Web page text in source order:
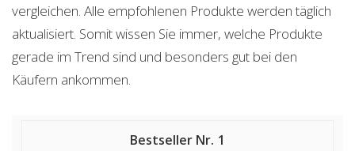
vergleichen. Alle empfohlenen Produkte werden täglich
aktualisiert. Somit wissen Sie immer, welche Produkte
gerade im Trend sind und besonders gut bei den
Käufern ankommen.
1